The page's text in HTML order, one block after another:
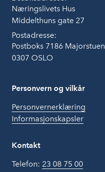
Næringslivets Hus
Middelthuns gate 27
Postadresse:
Postboks 7186 Majorstuen
0307 OSLO
Personvern og vilkår
Personvernerklæring
Informasjonskapsler
Kontakt
Telefon: 23 08 75 00